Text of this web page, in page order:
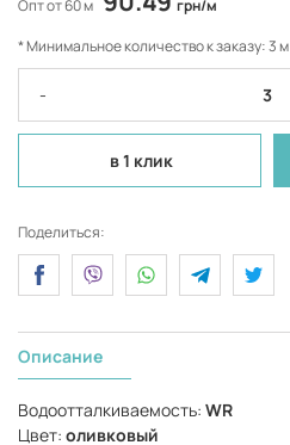
Опт от 60 м
грн/м
* Минимальное количество к заказу: 3 м
-
в 1 клик
Поделиться:
Описание
Водоотталкиваемость: WR
Цвет: оливковый